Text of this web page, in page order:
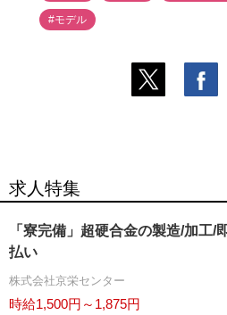
#モデル
求人特集
「寮完備」超硬合金の製造/加工/
払い
株式会社京栄センター
時給1,500円～1,875円